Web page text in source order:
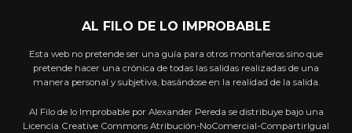
AL FILO DE LO IMPROBABLE
Esta web no pretende ser una guía para otros montañeros sino que
pretende hacer una crónica de todas las salidas realizadas de una
manera personal y subjetiva, basándose en la realidad de la salida.
Al Filo de lo Improbable por Alexander Pereda se distribuye bajo una
Licencia Creative Commons Atribución-NoComercial-CompartirIgual